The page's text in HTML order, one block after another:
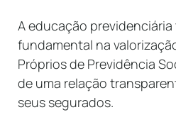
A educação previdenciária
fundamental na
Próprios de Previdência
de uma relação
seus segurados.